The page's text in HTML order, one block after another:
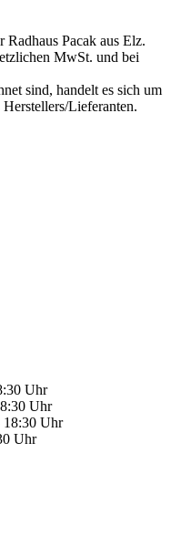
Pacak aus Elz.
MwSt. und bei
sind, handelt es sich um
Lieferanten.
Uhr
Uhr
18:30 Uhr
Uhr